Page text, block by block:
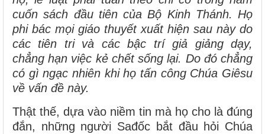
cuốn sách đầu tiên của Bộ Kinh Thánh. Họ
phi bác mọi giáo thuyết xuất hiện sau này do
các tiên tri và các bậc trí giả giảng dạy,
chẳng hạn việc kẻ chết sống lại. Do đó chẳng
có gì ngạc nhiên khi họ tấn công Chúa Giêsu
về vấn đề này.
Thật thế, dựa vào niềm tin mà họ cho là đúng
đắn, những người Sađốc bắt đầu hỏi Chúa